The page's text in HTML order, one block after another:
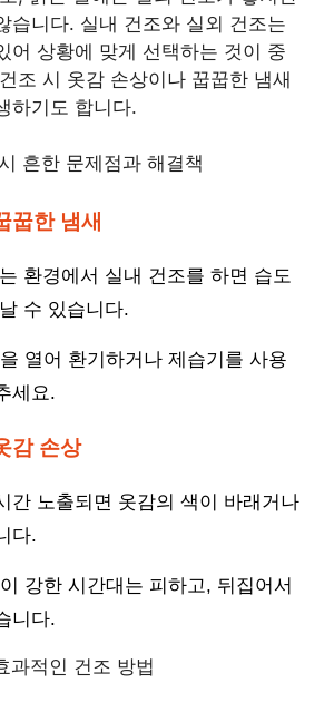
습니다. 실내 건조와 실외 건조는
어 상황에 맞게 선택하는 것이 중
조 시 옷감 손상이나 꿉꿉한 냄새
하기도 합니다.
흔한 문제점과 해결책
꿉한 냄새
환경에서 실내 건조를 하면 습도
수 있습니다.
열어 환기하거나 제습기를 사용
세요.
감 손상
간 노출되면 옷감의 색이 바래거나
다.
강한 시간대는 피하고, 뒤집어서
니다.
과적인 건조 방법